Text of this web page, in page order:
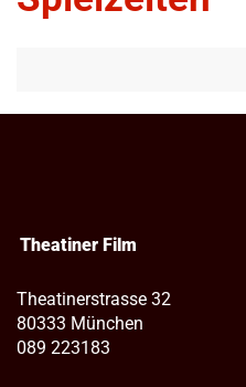
Theatiner Film
Theatinerstrasse 32
80333 München
089 223183